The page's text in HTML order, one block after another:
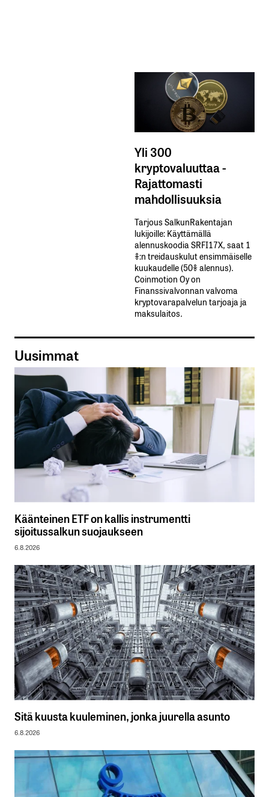
Yli 300
kryptovaluuttaa -
Rajattomasti
mahdollisuuksia
Tarjous SalkunRakentajan
lukijoille: Käyttämällä​ ​
alennuskoodia​ ​SRFI17X,​ ​saat​ ​1
%:n treidauskulut​ ​ensimmäiselle​ ​
kuukaudelle​ ​(50%​ ​alennus).
Coinmotion Oy on
Finanssivalvonnan valvoma
kryptovarapalvelun tarjoaja ja
maksulaitos.
Uusimmat
Käänteinen ETF on kallis instrumentti
sijoitussalkun suojaukseen
6.8.2026
Sitä kuusta kuuleminen, jonka juurella asunto
6.8.2026